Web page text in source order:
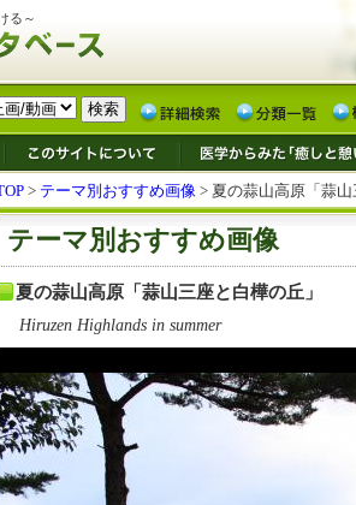
る～
> テーマ別おすすめ画像 > 夏の蒜山高原「蒜山
テーマ別おすすめ画像
夏の蒜山高原「蒜山三座と白樺の丘」
Hiruzen Highlands in summer